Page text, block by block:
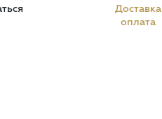
Доставка
оплата